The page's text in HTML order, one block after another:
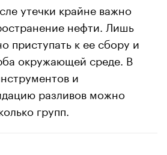
утечки крайне важно
нефти. Лишь
приступать к ее сбору и
окружающей среде. В
и
разливов можно
групп.